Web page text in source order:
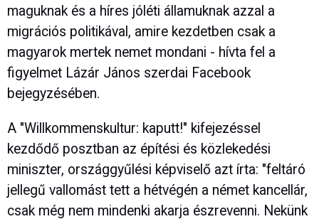
maguknak és a híres jóléti államuknak azzal a
migrációs politikával, amire kezdetben csak a
magyarok mertek nemet mondani - hívta fel a
figyelmet Lázár János szerdai Facebook
bejegyzésében.
A "Willkommenskultur: kaputt!" kifejezéssel
kezdődő posztban az építési és közlekedési
miniszter, országgyűlési képviselő azt írta: "feltáró
jellegű vallomást tett a hétvégén a német kancellár,
csak még nem mindenki akarja észrevenni. Nekünk